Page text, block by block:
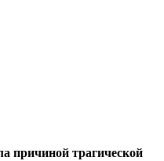
причиной трагической